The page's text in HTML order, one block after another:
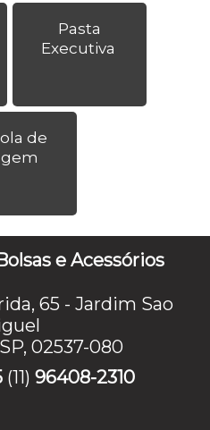
Pasta
Executiva
de
e Acessórios
65 - Jardim Sao
02537-080
(11) 96408-2310